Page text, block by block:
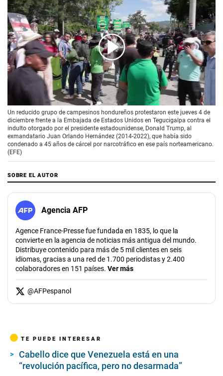
00:00 01:51
Un reducido grupo de campesinos hondureños protestaron este jueves 4 de
diciembre frente a la Embajada de Estados Unidos en Tegucigalpa contra el
indulto otorgado por el presidente estadounidense, Donald Trump, al
exmandatario Juan Orlando Hernández (2014-2022), que había sido
condenado a 45 años de cárcel por narcotráfico en ese país norteamericano.
(EFE)
SOBRE EL AUTOR
Agencia AFP
Agence France-Presse fue fundada en 1835, lo que la
convierte en la agencia de noticias más antigua del mundo.
Distribuye contenido para más de 5 mil clientes en seis
idiomas, gracias a una red de 1.700 periodistas y 2.400
colaboradores en 151 países. Ver más
@AFPespanol
TE PUEDE INTERESAR
Cabello dice que Venezuela está en una
“revolución pacífica, pero no desarmada”